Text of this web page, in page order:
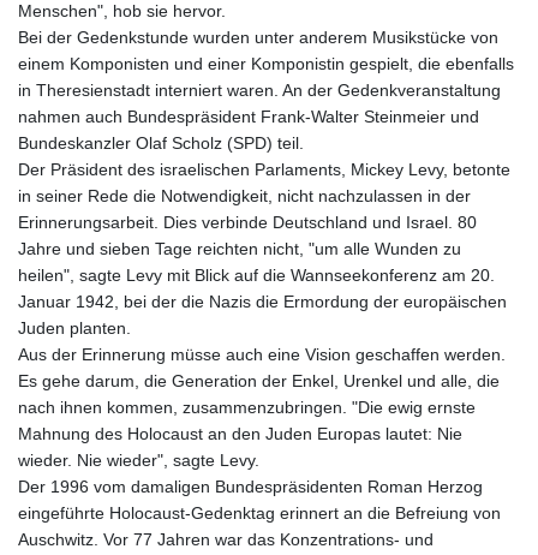
Menschen", hob sie hervor.
Bei der Gedenkstunde wurden unter anderem Musikstücke von
einem Komponisten und einer Komponistin gespielt, die ebenfalls
in Theresienstadt interniert waren. An der Gedenkveranstaltung
nahmen auch Bundespräsident Frank-Walter Steinmeier und
Bundeskanzler Olaf Scholz (SPD) teil.
Der Präsident des israelischen Parlaments, Mickey Levy, betonte
in seiner Rede die Notwendigkeit, nicht nachzulassen in der
Erinnerungsarbeit. Dies verbinde Deutschland und Israel. 80
Jahre und sieben Tage reichten nicht, "um alle Wunden zu
heilen", sagte Levy mit Blick auf die Wannseekonferenz am 20.
Januar 1942, bei der die Nazis die Ermordung der europäischen
Juden planten.
Aus der Erinnerung müsse auch eine Vision geschaffen werden.
Es gehe darum, die Generation der Enkel, Urenkel und alle, die
nach ihnen kommen, zusammenzubringen. "Die ewig ernste
Mahnung des Holocaust an den Juden Europas lautet: Nie
wieder. Nie wieder", sagte Levy.
Der 1996 vom damaligen Bundespräsidenten Roman Herzog
eingeführte Holocaust-Gedenktag erinnert an die Befreiung von
Auschwitz. Vor 77 Jahren war das Konzentrations- und